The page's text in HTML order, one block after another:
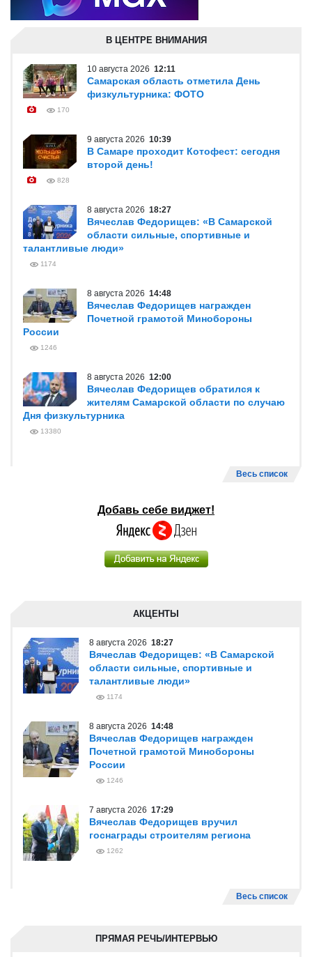
В ЦЕНТРЕ ВНИМАНИЯ
10 августа 2026 12:11
Самарская область отметила День
физкультурника: ФОТО
170
9 августа 2026 10:39
В Самаре проходит Котофест: сегодня
второй день!
828
8 августа 2026 18:27
Вячеслав Федорищев: «В Самарской
области сильные, спортивные и
талантливые люди»
1174
8 августа 2026 14:48
Вячеслав Федорищев награжден
Почетной грамотой Минобороны
России
1246
8 августа 2026 12:00
Вячеслав Федорищев обратился к
жителям Самарской области по случаю
Дня физкультурника
13380
Весь список
Добавь себе виджет!
АКЦЕНТЫ
8 августа 2026 18:27
Вячеслав Федорищев: «В Самарской
области сильные, спортивные и
талантливые люди»
1174
8 августа 2026 14:48
Вячеслав Федорищев награжден
Почетной грамотой Минобороны
России
1246
7 августа 2026 17:29
Вячеслав Федорищев вручил
госнаграды строителям региона
1262
Весь список
ПРЯМАЯ РЕЧЬ/ИНТЕРВЬЮ